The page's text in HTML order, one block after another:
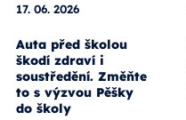
17. 06. 2026
Auta před školou
škodí zdraví i
soustředění. Změňte
to s výzvou Pěšky
do školy